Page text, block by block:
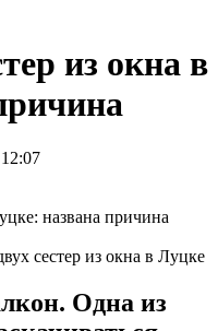
из окна в
сестер из окна в Луцке
Одна из